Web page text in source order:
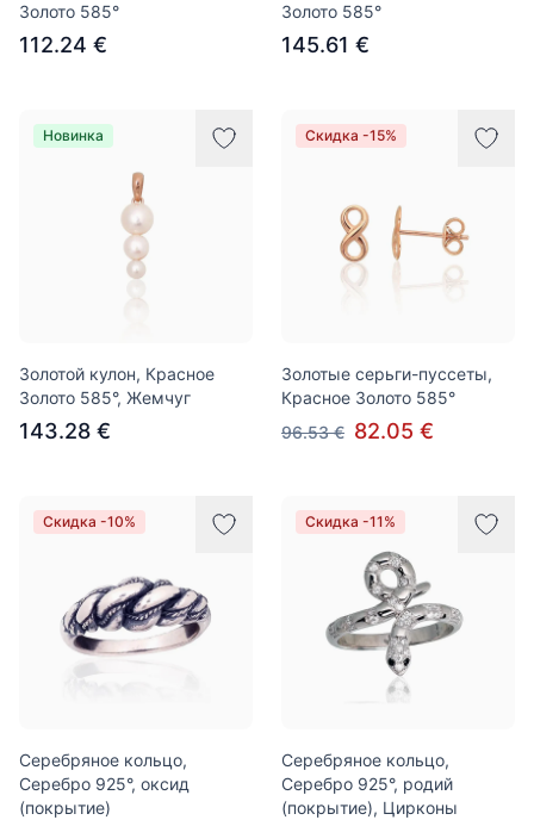
Золото 585°
112.24 €
Золото 585°
145.61 €
Новинка
Золотой кулон, Красное
Золото 585°, Жемчуг
143.28 €
Скидка -15%
Золотые серьги-пуссеты,
Красное Золото 585°
96.53 € 82.05 €
Скидка -10%
Серебряное кольцо,
Серебро 925°, оксид
(покрытие)
Скидка -11%
Серебряное кольцо,
Серебро 925°, родий
(покрытие), Цирконы